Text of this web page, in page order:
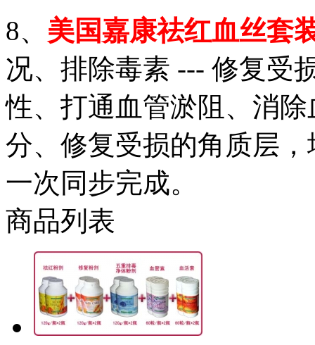
8、 美国嘉康祛红血丝套
况、排除毒素 --- 修复受
性、打通血管淤阻、消
分、修复受损的角质层
一次同步完成。
商品列表